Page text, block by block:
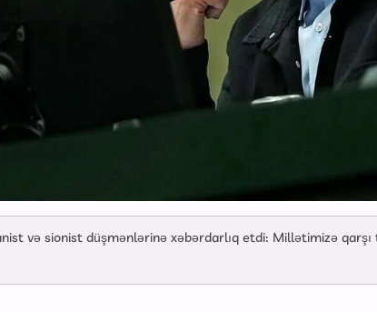
və sionist düşmənlərinə xəbərdarlıq etdi: Millətimizə